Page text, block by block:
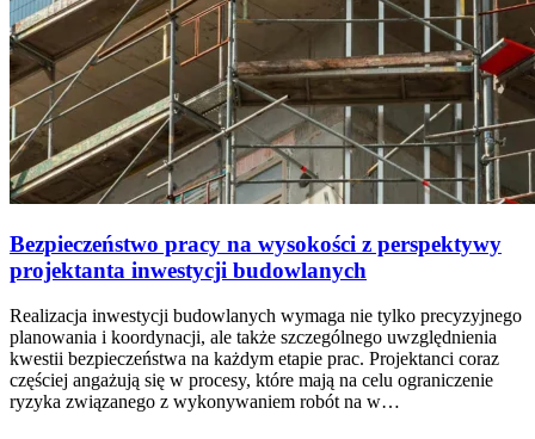
Bezpieczeństwo pracy na wysokości z perspektywy
projektanta inwestycji budowlanych
Realizacja inwestycji budowlanych wymaga nie tylko precyzyjnego
planowania i koordynacji, ale także szczególnego uwzględnienia
kwestii bezpieczeństwa na każdym etapie prac. Projektanci coraz
częściej angażują się w procesy, które mają na celu ograniczenie
ryzyka związanego z wykonywaniem robót na w…